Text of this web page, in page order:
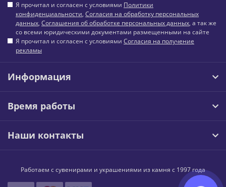
Я прочитал и согласен с условиями Политики
конфиденциальности, Согласия на обработку персональных
данных, Соглашения об обработке персональных данных, а так же
со всеми юридическими документами размещенными на сайте
Я прочитал и согласен с условиями Согласия на получение
рекламы
Информация
Время работы
Наши контакты
Работаем с сувенирами и украшениями из камня с 1997 года